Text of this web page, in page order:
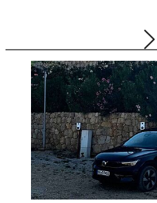
Gruppe,
Bellersheim ServiceCARD